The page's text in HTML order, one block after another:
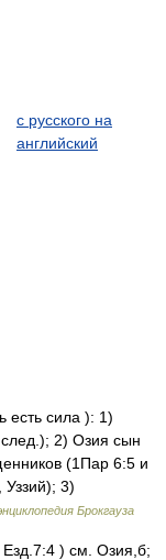
с русского на
английский
есть сила ): 1)
2) Озия сын
(1Пар 6:5 и
3)
Брокгауза
) см. Озия,б;